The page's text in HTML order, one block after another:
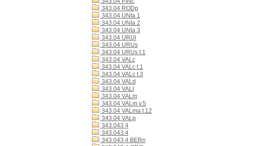
343.04 RODp
343.04 UNIa 1
343.04 UNIa 2
343.04 UNIa 3
343.04 URUl
343.04 URUs
343.04 URUs t.1
343.04 VALc
343.04 VALc t.1
343.04 VALc t.3
343.04 VALd
343.04 VALI
343.04 VALm
343.04 VALm v.5
343.04 VALma t.12
343.04 VALp
343.043 4
343.043.4
343.043.4 BERn